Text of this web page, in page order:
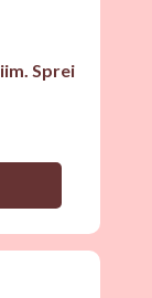
Sprei